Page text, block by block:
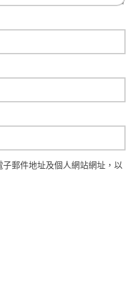
郵件地址及個人網站網址，以